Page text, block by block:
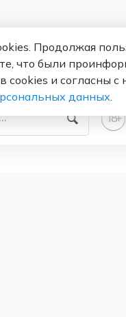
18+
Продолжая
что были
cookies и согласны
данных.